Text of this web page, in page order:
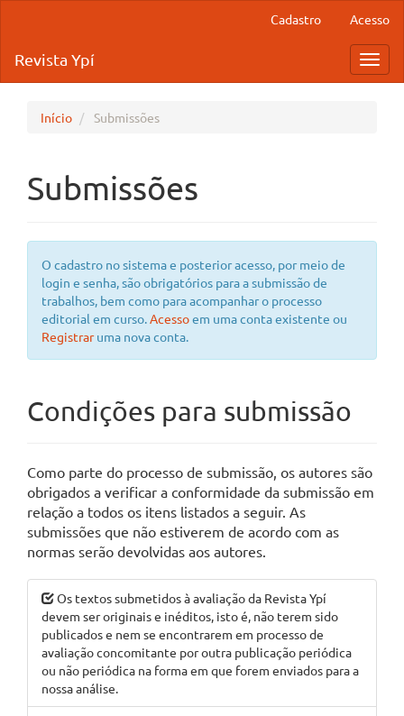
principal
Barra
Cadastro Acesso
Revista Ypí
Início Submissões
Submissões
O cadastro no sistema e posterior acesso, por meio de
login e senha, são obrigatórios para a submissão de
trabalhos, bem como para acompanhar o processo
editorial em curso.Acessoem uma conta existente ou
Registraruma nova conta.
Condições para submissão
Como parte do processo de submissão, os autores são
obrigados a verificar a conformidade da submissão em
relação a todos os itens listados a seguir. As
submissões que não estiverem de acordo com as
normas serão devolvidas aos autores.
Os textos submetidos à avaliação da Revista Ypí
devem ser originais e inéditos, isto é, não terem sido
publicados e nem se encontrarem em processo de
avaliação concomitante por outra publicação periódica
ou não periódica na forma em que forem enviados para a
nossa análise.